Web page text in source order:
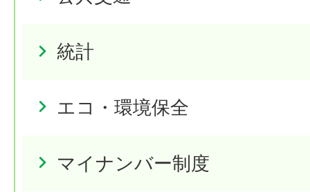
統計
エコ・環境保全
マイナンバー制度